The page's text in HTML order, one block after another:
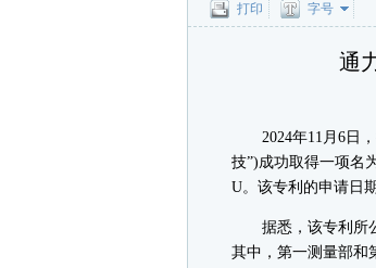
打印 字号
通
2024年11月6日，
技”)成功取得一项名
U。该专利的申请日
据悉，该专利所公
其中，第一测量部和